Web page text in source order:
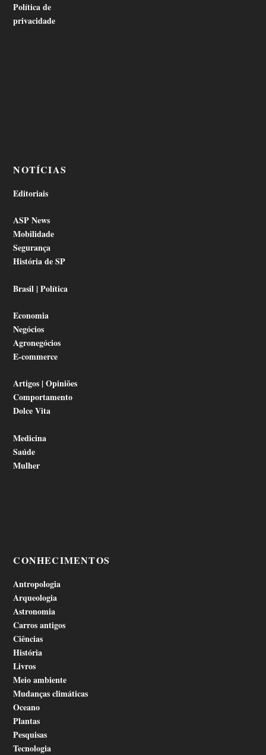
Política de
privacidade
NOTÍCIAS
Editoriais
ASP News
Mobilidade
Segurança
História de SP
Brasil | Política
Economia
Negócios
Agronegócios
E-commerce
Artigos | Opiniões
Comportamento
Dolce Vita
Medicina
Saúde
Mulher
CONHECIMENTOS
Antropologia
Arqueologia
Astronomia
Carros antigos
Ciências
História
Livros
Meio ambiente
Mudanças climáticas
Oceano
Plantas
Pesquisas
Tecnologia